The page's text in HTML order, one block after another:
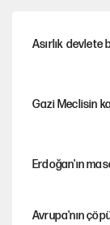
Asırlık
Gazi Meclisin
Erdoğan'ın
Avrupa'nın